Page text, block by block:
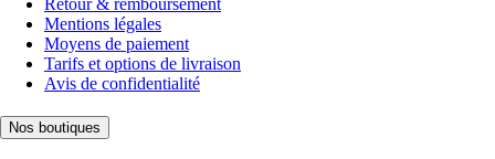
Mentions légales
Moyens de paiement
Tarifs et options de livraison
Avis de confidentialité
Nos boutiques